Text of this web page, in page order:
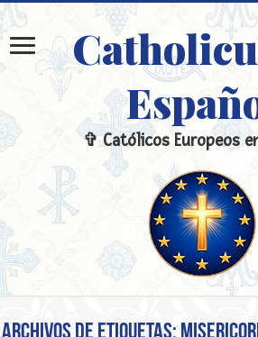
✞ Católicos Europeos